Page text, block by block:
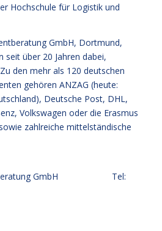
Hochschule für Logistik und
GmbH, Dortmund,
über 20 Jahren dabei,
den mehr als 120 deutschen
gehören ANZAG (heute:
Deutsche Post, DHL,
Volkswagen oder die Erasmus
zahlreiche mittelständische
GmbH Tel:
Quelle